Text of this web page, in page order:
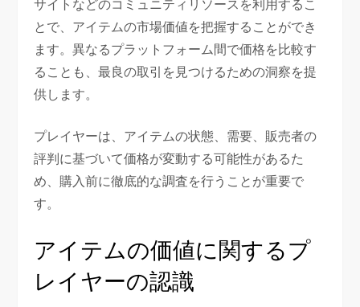
サイトなどのコミュニティリソースを利用するこ
とで、アイテムの市場価値を把握することができ
ます。異なるプラットフォーム間で価格を比較す
ることも、最良の取引を見つけるための洞察を提
供します。
プレイヤーは、アイテムの状態、需要、販売者の
評判に基づいて価格が変動する可能性があるた
め、購入前に徹底的な調査を行うことが重要で
す。
アイテムの価値に関するプ
レイヤーの認識